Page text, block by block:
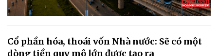
Cổ phần hóa, thoái vốn Nhà nước: Sẽ có một
dòng tiền quy mô lớn được tạo ra